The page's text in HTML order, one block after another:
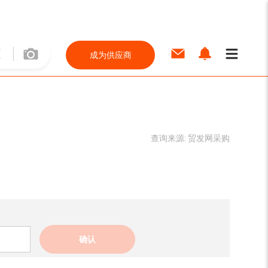
成为供应商
查询来源: 贸发网采购
确认